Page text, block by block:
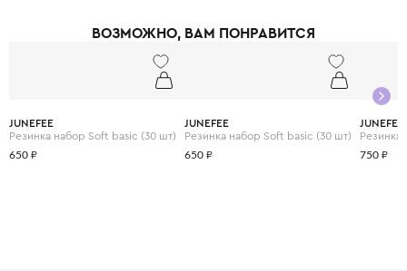
ВОЗМОЖНО, ВАМ ПОНРАВИТСЯ
JUNEFEE
Резинка набор Soft basic (30 шт)
650 ₽
JUNEFEE
Резинка набор Soft basic (30 шт)
650 ₽
JUNEFEE
Резинка
750 ₽